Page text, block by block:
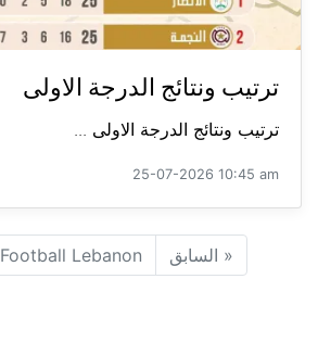
ترتيب ونتائج الدرجة الاولى
ترتيب ونتائج الدرجة الاولى ...
25-07-2026 10:45 am
« السابق Football Lebanon